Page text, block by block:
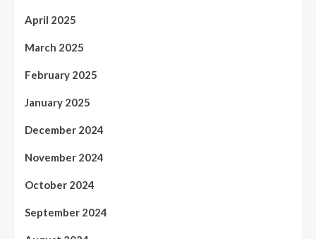
April 2025
March 2025
February 2025
January 2025
December 2024
November 2024
October 2024
September 2024